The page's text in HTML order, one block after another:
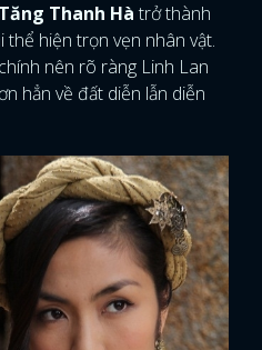
Tăng Thanh Hà trở thành
thể hiện trọn vẹn nhân vật.
nên rõ ràng Linh Lan
hẳn về đất diễn lẫn diễn